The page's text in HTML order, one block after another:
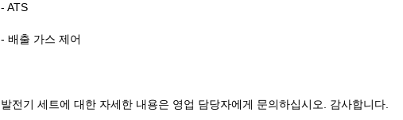
- ATS
- 배출 가스 제어
발전기 세트에 대한 자세한 내용은 영업 담당자에게 문의하십시오. 감사합니다.